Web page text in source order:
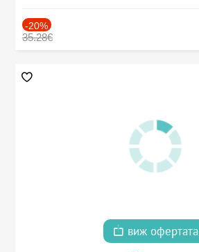
-20%
35.28€
виж офертата